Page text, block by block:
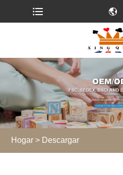
Hogar > Descargar